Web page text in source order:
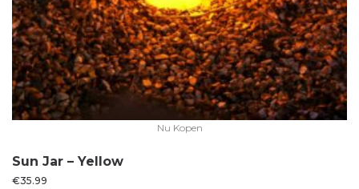
Nu Kopen
Sun Jar – Yellow
€35.99